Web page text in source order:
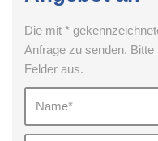
Die mit *
Anfrage zu senden.
Felder aus.